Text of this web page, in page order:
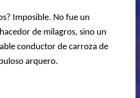
Imposible. No fue un
de milagros, sino un
conductor de carroza de
arquero.